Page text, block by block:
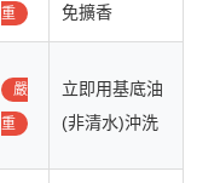
重
免擴香
嚴
重
立即用基底油
(非清水)沖洗